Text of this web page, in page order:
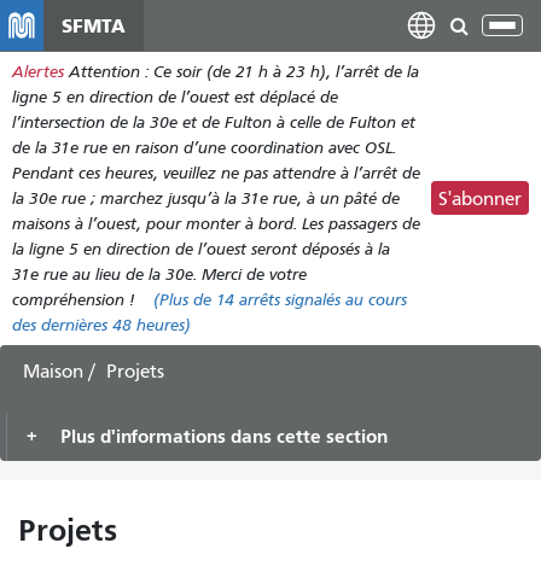
contenu
principal
SFMTA
Alertes Attention : Ce soir (de 21 h à 23 h), l’arrêt de la
ligne 5 en direction de l’ouest est déplacé de
l’intersection de la 30e et de Fulton à celle de Fulton et
de la 31e rue en raison d’une coordination avec OSL.
Pendant ces heures, veuillez ne pas attendre à l’arrêt de
la 30e rue ; marchez jusqu’à la 31e rue, à un pâté de
maisons à l’ouest, pour monter à bord. Les passagers de
la ligne 5 en direction de l’ouest seront déposés à la
31e rue au lieu de la 30e. Merci de votre
compréhension !
(Plus de 14 arrêts signalés au cours
des dernières 48 heures)
S'abonner
Maison Projets
Plus d'informations dans cette section
Projets